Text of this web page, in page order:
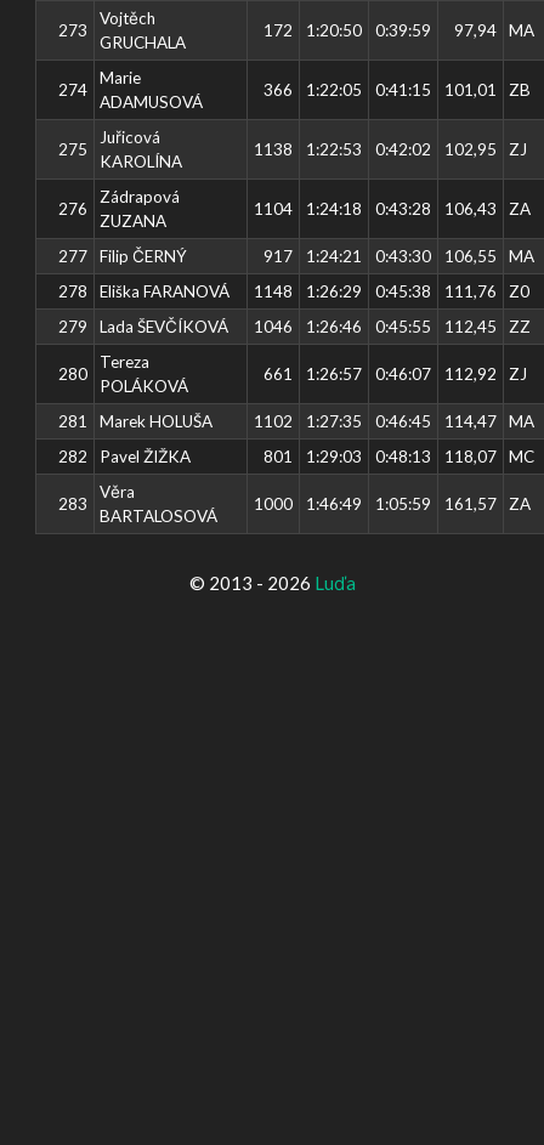
273
Vojtěch
GRUCHALA
172 1:20:50 0:39:59 97,94 MA
274
Marie
ADAMUSOVÁ
366 1:22:05 0:41:15 101,01 ZB
275
Juřicová
KAROLÍNA
1138 1:22:53 0:42:02 102,95 ZJ
276
Zádrapová
ZUZANA
1104 1:24:18 0:43:28 106,43 ZA
277 Filip ČERNÝ 917 1:24:21 0:43:30 106,55
MA
278
Eliška FARANOVÁ 1148 1:26:29 0:45:38 111,76
Z0
279
Lada ŠEVČÍKOVÁ 1046 1:26:46 0:45:55 112,45 ZZ
280
Tereza
POLÁKOVÁ
661 1:26:57 0:46:07 112,92 ZJ
281 Marek HOLUŠA 1102 1:27:35 0:46:45 114,47
MA
282
Pavel ŽIŽKA 801 1:29:03 0:48:13 118,07 MC
283
Věra
BARTALOSOVÁ
1000 1:46:49 1:05:59 161,57 ZA
© 2013 - 2026 Luďa